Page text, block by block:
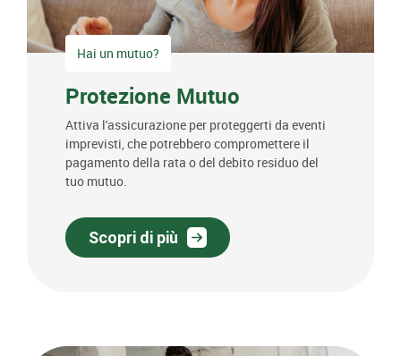
Hai un mutuo?
Protezione Mutuo
Attiva l'assicurazione per proteggerti da eventi
imprevisti, che potrebbero compromettere il
pagamento della rata o del debito residuo del
tuo mutuo.
Scopri di più